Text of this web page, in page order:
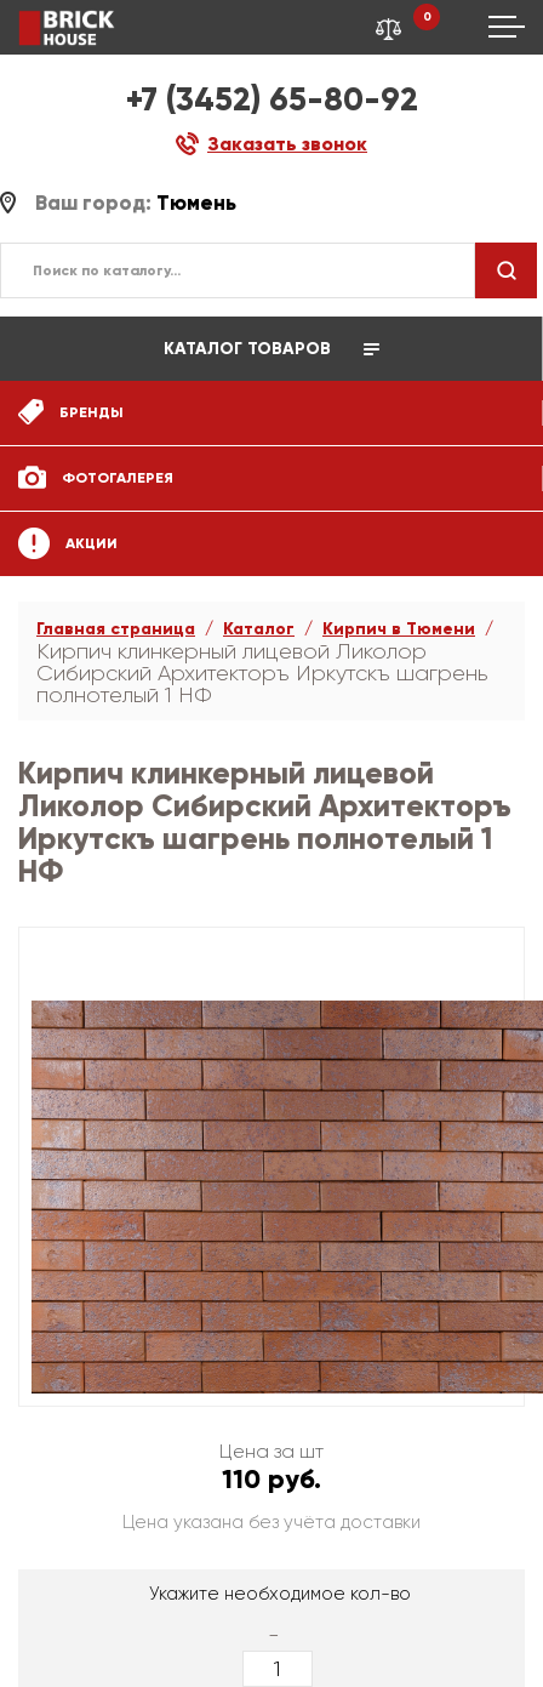
+7 (3452) 65-80-92
Заказать звонок
0
Ваш город: Тюмень
КАТАЛОГ ТОВАРОВ
БРЕНДЫ
ФОТОГАЛЕРЕЯ
АКЦИИ
Главная страница Каталог Кирпич в Тюмени
Кирпич клинкерный лицевой Ликолор
Сибирский Архитекторъ Иркутскъ шагрень
полнотелый 1 НФ
Кирпич клинкерный лицевой
Ликолор Сибирский Архитекторъ
Иркутскъ шагрень полнотелый 1
НФ
Цена за шт
110 руб.
Цена указана без учёта доставки
Укажите необходимое кол-во
-